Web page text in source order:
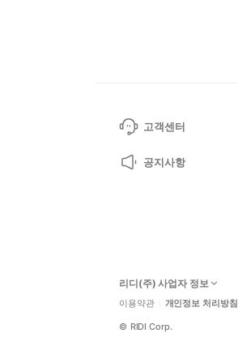
고객센터
공지사항
리디(주) 사업자 정보
이용약관 개인정보 처리방침
© RIDI Corp.